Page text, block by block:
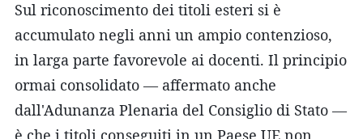
Sul riconoscimento dei titoli esteri si è
accumulato negli anni un ampio contenzioso,
in larga parte favorevole ai docenti. Il principio
ormai consolidato — affermato anche
dall'Adunanza Plenaria del Consiglio di Stato —
è che i titoli conseguiti in un Paese UE non